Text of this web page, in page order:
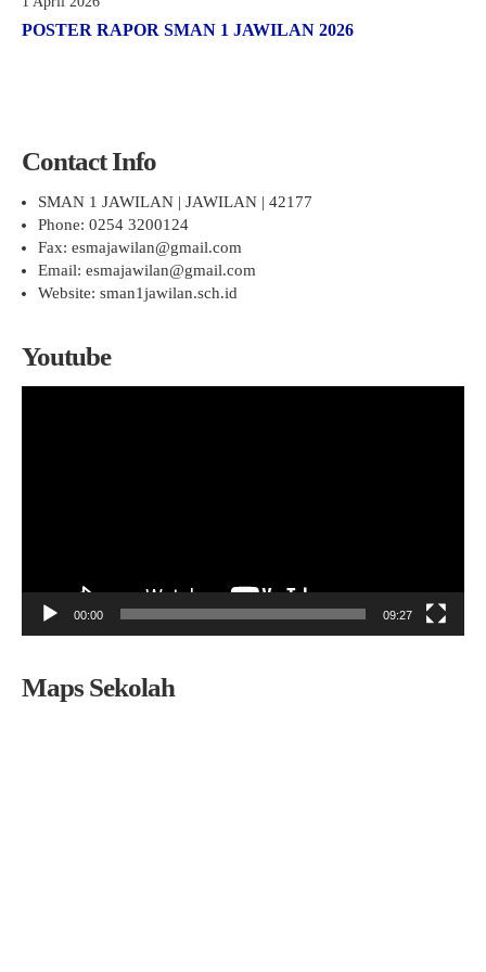
KEAMANAN
SENI
BASKET
FUTSAL
HASIL SELEKSI AFIRMASI
PENDAFTARAN SPMB JALUR PRESTASI AKADEMIK
POSTER RAPOR SMAN 1 JAWILAN 2026
Contact Info
SMAN 1 JAWILAN | JAWILAN | 42177
Phone: 0254 3200124
Fax: esmajawilan@gmail.com
Email: esmajawilan@gmail.com
Website: sman1jawilan.sch.id
Youtube
00:00 09:27
Maps Sekolah